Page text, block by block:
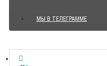
Показать все Цитаты с видео
МЫ В ТЕЛЕГРАММЕ